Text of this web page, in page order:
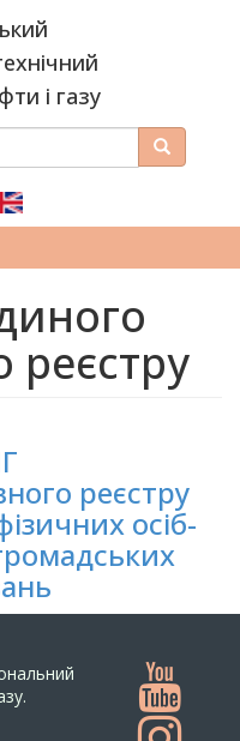
і газу
Пошук
реєстру
реєстру
осіб-